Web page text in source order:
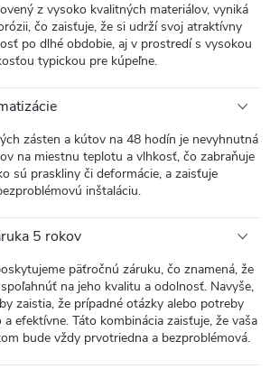
z vysoko kvalitných materiálov, vyniká
čo zaisťuje, že si udrží svoj atraktívny
po dlhé obdobie, aj v prostredí s vysokou
typickou pre kúpeľne.
zásten a kútov na 48 hodín je nevyhnutná
na miestnu teplotu a vlhkosť, čo zabraňuje
sú praskliny či deformácie, a zaisťuje
inštaláciu.
5 rokov
päťročnú záruku, čo znamená, že
na jeho kvalitu a odolnosť. Navyše,
zaistia, že prípadné otázky alebo potreby
efektívne. Táto kombinácia zaisťuje, že vaša
bude vždy prvotriedna a bezproblémová.